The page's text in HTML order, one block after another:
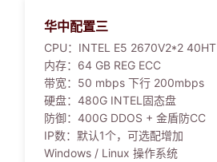
华中配置三
CPU： INTEL E5 2670V2*2 40HT
内存： 64 GB REG ECC
带宽： 50 mbps 下行 200mbps
硬盘： 480G INTEL固态盘
防御： 400G DDOS + 金盾防CC
IP数： 默认1个，可选配增加
Windows / Linux 操作系统